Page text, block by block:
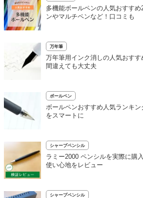
多機能ボールペンの人気おすす
ンやマルチペンなど！口コミも
万年筆
万年筆用インク消しの人気おすす
間違えても大丈夫
ボールペン
ボールペンおすすめ人気ランキ
をスマートに
シャープペンシル
ラミー2000 ペンシルを実際に購
使い心地をレビュー
シャープペンシル